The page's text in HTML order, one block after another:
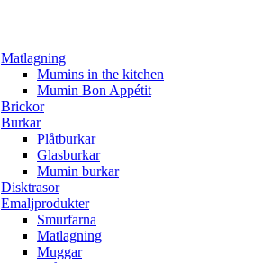
Matlagning
Mumins in the kitchen
Mumin Bon Appétit
Brickor
Burkar
Plåtburkar
Glasburkar
Mumin burkar
Disktrasor
Emaljprodukter
Smurfarna
Matlagning
Muggar